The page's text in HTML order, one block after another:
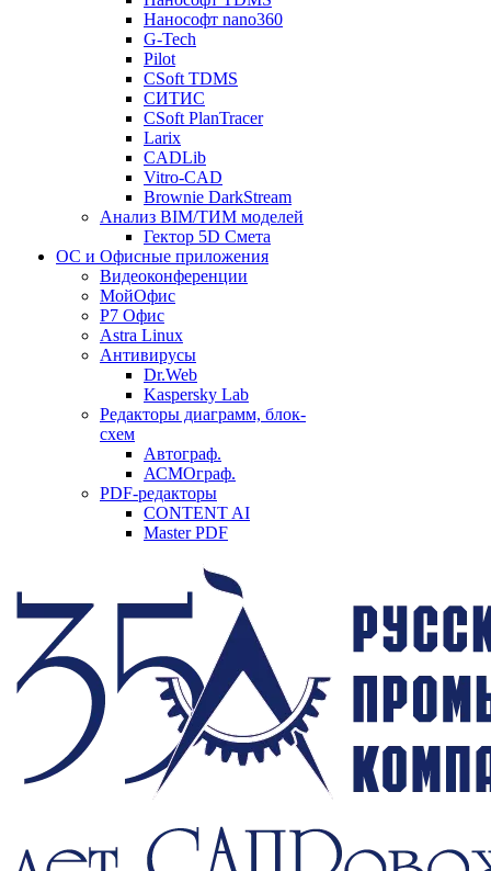
Нанософт nano360
G-Tech
Pilot
CSoft TDMS
СИТИС
CSoft PlanTracer
Larix
CADLib
Vitro-CAD
Brownie DarkStream
Анализ BIM/ТИМ моделей
Гектор 5D Смета
ОС и Офисные приложения
Видеоконференции
МойОфис
P7 Офис
Astra Linux
Антивирусы
Dr.Web
Kaspersky Lab
Редакторы диаграмм, блок-
схем
Автограф.
АСМОграф.
PDF-редакторы
CONTENT AI
Master PDF